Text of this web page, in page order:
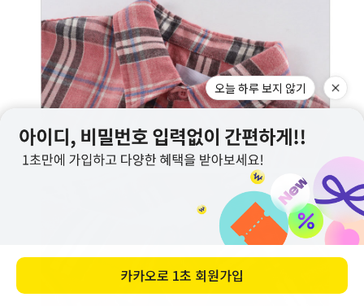
오늘 하루 보지 않기
카카오로 1초 회원가입